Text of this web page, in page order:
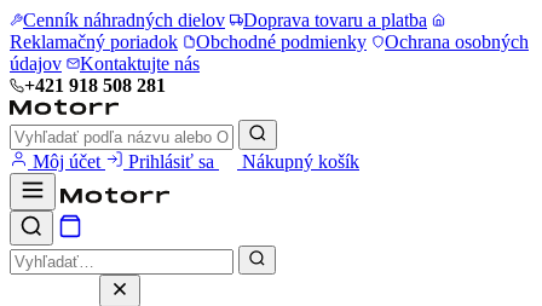
Cenník náhradných dielov
Doprava tovaru a platba
Reklamačný poriadok
Obchodné podmienky
Ochrana osobných
údajov
Kontaktujte nás
+421 918 508 281
Môj účet Prihlásiť sa Nákupný košík